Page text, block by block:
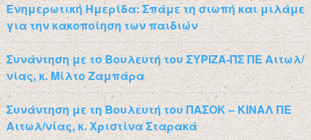
Ενημερωτική Ημερίδα: Σπάμε τη σιωπή και μιλάμε
για την κακοποίηση των παιδιών
Συνάντηση με το Βουλευτή του ΣΥΡΙΖΑ-ΠΣ ΠΕ Αιτωλ/
νίας, κ. Μίλτο Ζαμπάρα
Συνάντηση με τη Βουλευτή του ΠΑΣΟΚ – ΚΙΝΑΛ ΠΕ
Αιτωλ/νίας, κ. Χριστίνα Σταρακά